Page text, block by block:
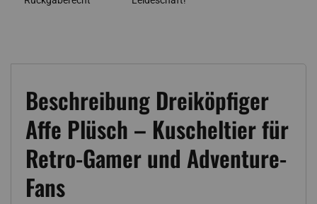
Beschreibung Dreiköpfiger
Affe Plüsch – Kuscheltier für
Retro-Gamer und Adventure-
Fans